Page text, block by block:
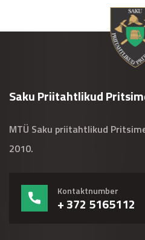
Saku Priitahtlikud
MTÜ Saku priitahtlikud
2010.
Kontaktnumber
+ 372 5165112